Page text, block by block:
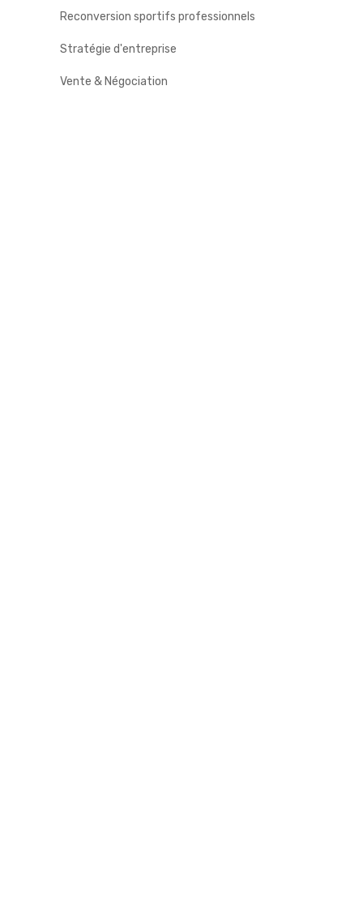
Reconversion sportifs professionnels
Stratégie d'entreprise
Vente & Négociation